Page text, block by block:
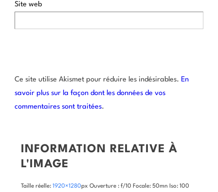
Site web
Ce site utilise Akismet pour réduire les indésirables. En
savoir plus sur la façon dont les données de vos
commentaires sont traitées.
INFORMATION RELATIVE À
L'IMAGE
Taille réelle: 1920×1280px Ouverture : f/10 Focale: 50mn Iso: 100